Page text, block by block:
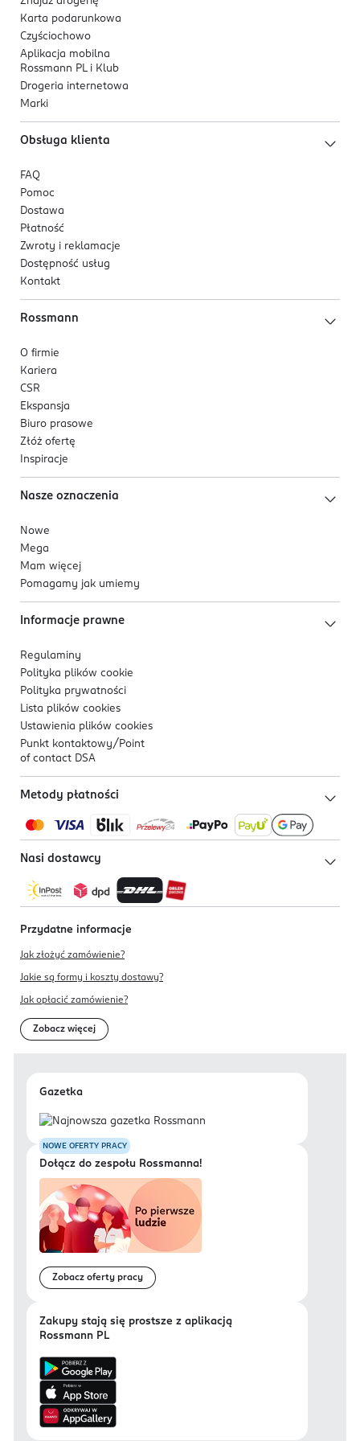
Procter&Gamble DS Polska sp. z o.o.
ul. Zabraniecka 20
03-872 Warszawa
Kod EAN
8 700216 614931
Karta podarunkowa
Czyściochowo
Aplikacja mobilna
Rossmann PL i Klub
Drogeria internetowa
Marki
Obsługa klienta
FAQ
Pomoc
Dostawa
Płatność
Zwroty i reklamacje
Dostępność usług
Kontakt
Rossmann
O firmie
Kariera
CSR
Ekspansja
Biuro prasowe
Złóż ofertę
Inspiracje
Nasze oznaczenia
Nowe
Mega
Mam więcej
Pomagamy jak umiemy
Informacje prawne
Regulaminy
Polityka plików cookie
Polityka prywatności
Lista plików cookies
Ustawienia plików cookies
Punkt kontaktowy/ Point
of contact DSA
Metody płatności
Nasi dostawcy
Przydatne informacje
Jak złożyć zamówienie?
Jakie są formy i koszty dostawy?
Jak opłacić zamówienie?
Zobacz więcej
Gazetka
NOWE OFERTY PRACY
Dołącz do zespołu Rossmanna!
Zobacz oferty pracy
Zakupy stają się prostsze z aplikacją
Rossmann PL